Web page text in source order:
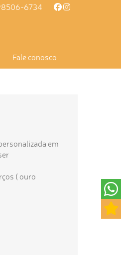
6734
Fale conosco
em
( ouro